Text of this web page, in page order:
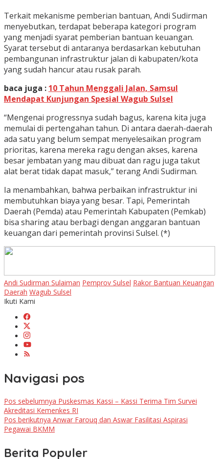
Terkait mekanisme pemberian bantuan, Andi Sudirman
menyebutkan, terdapat beberapa kategori program
yang menjadi syarat pemberian bantuan keuangan.
Syarat tersebut di antaranya berdasarkan kebutuhan
pembangunan infrastruktur jalan di kabupaten/kota
yang sudah hancur atau rusak parah.
baca juga : 10 Tahun Menggali Jalan, Samsul
Mendapat Kunjungan Spesial Wagub Sulsel
“Mengenai progressnya sudah bagus, karena kita juga
memulai di pertengahan tahun. Di antara daerah-daerah
ada satu yang belum sempat menyelesaikan program
prioritas, karena mereka ragu dengan akses, karena
besar jembatan yang mau dibuat dan ragu juga takut
alat berat tidak dapat masuk,” terang Andi Sudirman.
Ia menambahkan, bahwa perbaikan infrastruktur ini
membutuhkan biaya yang besar. Tapi, Pemerintah
Daerah (Pemda) atau Pemerintah Kabupaten (Pemkab)
bisa sharing atau berbagi dengan anggaran bantuan
keuangan dari pemerintah provinsi Sulsel. (*)
Andi Sudirman Sulaiman Pemprov Sulsel Rakor Bantuan Keuangan
Daerah Wagub Sulsel
Ikuti Kami
Navigasi pos
Pos sebelumnya Puskesmas Kassi – Kassi Terima Tim Survei
Akreditasi Kemenkes RI
Pos berikutnya Anwar Farouq dan Aswar Fasilitasi Aspirasi
Pegawai BKMM
Berita Populer